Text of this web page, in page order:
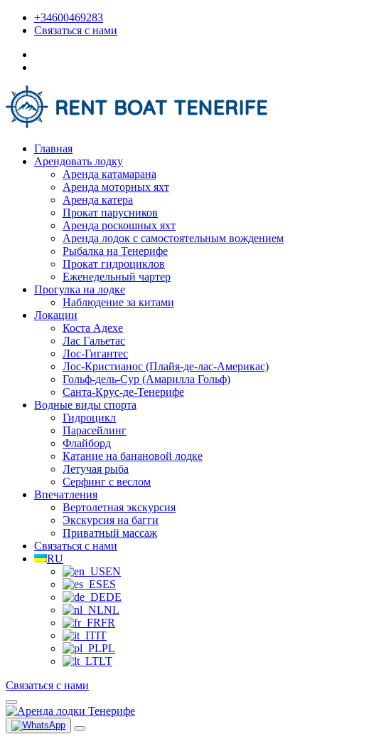
+34600469283
Связаться с нами
Главная
Арендовать лодку
Аренда катамарана
Аренда моторных яхт
Аренда катера
Прокат парусников
Аренда роскошных яхт
Аренда лодок с самостоятельным вождением
Рыбалка на Тенерифе
Прокат гидроциклов
Еженедельный чартер
Прогулка на лодке
Наблюдение за китами
Локации
Коста Адехе
Лас Гальетас
Лос-Гигантес
Лос-Кристианос (Плайя-де-лас-Америкас)
Гольф-дель-Сур (Амарилла Гольф)
Санта-Крус-де-Тенерифе
Водные виды спорта
Гидроцикл
Парасейлинг
Флайборд
Катание на банановой лодке
Летучая рыба
Серфинг с веслом
Впечатления
Вертолетная экскурсия
Экскурсия на багги
Приватный массаж
Связаться с нами
RU
EN
ES
DE
NL
FR
IT
PL
LT
Связаться с нами